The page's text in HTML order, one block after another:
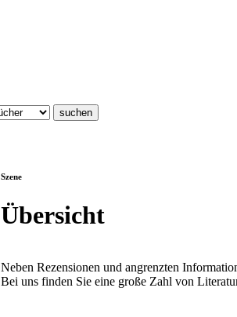
Szene
Übersicht
Neben Rezensionen und angrenzten
Bei uns finden Sie eine große Zahl von